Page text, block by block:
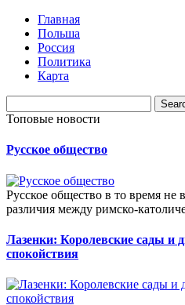
Главная
Польша
Россия
Политика
Карта
Топовые новости
Русское общество
Русское общество в то время не
различия между римско-
Лазенки: Королевские сады и
спокойствия